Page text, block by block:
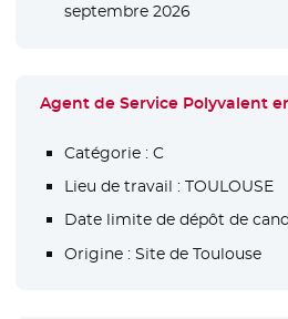
septembre 2026
Agent de Service Polyvalent
Catégorie : C
Lieu de travail : TOULOUSE
Date limite de dépôt de
Origine : Site de Toulouse